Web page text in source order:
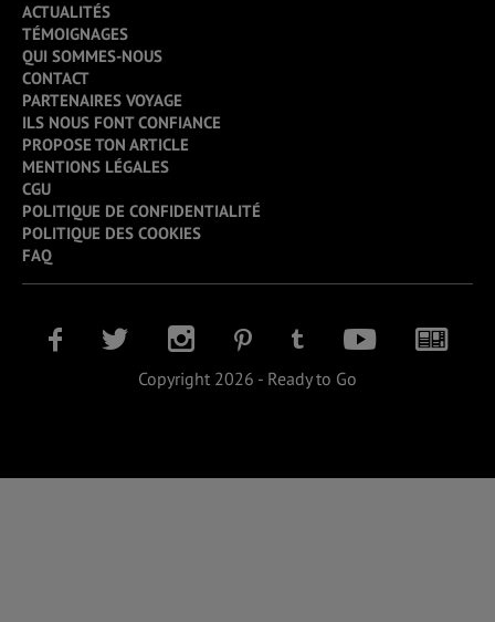
ACTUALITÉS
TÉMOIGNAGES
QUI SOMMES-NOUS
CONTACT
PARTENAIRES VOYAGE
ILS NOUS FONT CONFIANCE
PROPOSE TON ARTICLE
MENTIONS LÉGALES
CGU
POLITIQUE DE CONFIDENTIALITÉ
POLITIQUE DES COOKIES
FAQ
Copyright 2026 - Ready to Go